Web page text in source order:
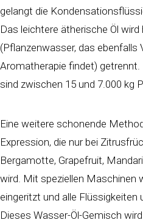
gelangt die
Das leichtere ätherische Öl
(Pflanzenwasser, das ebenfalls
Aromatherapie findet) getrennt.
sind zwischen 15 und 7.000 kg
Eine weitere schonende
Expression, die nur bei
Bergamotte, Grapefruit,
wird. Mit speziellen Maschinen
eingeritzt und alle Flüssigkeiten
Dieses Wasser-Öl-Gemisch